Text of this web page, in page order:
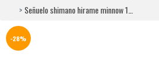
Señuelo shimano hirame minnow 125s
-28%